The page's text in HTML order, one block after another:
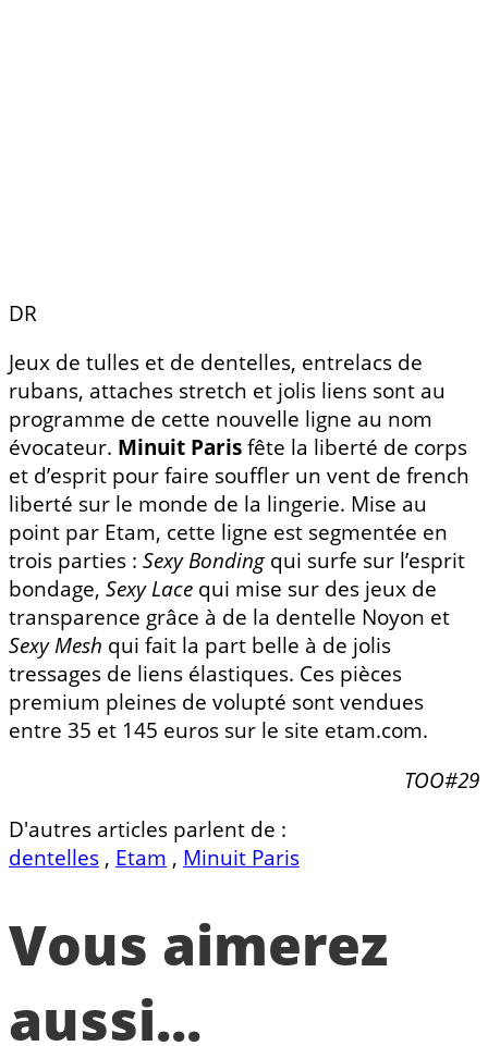
DR
Jeux de tulles et de dentelles, entrelacs de
rubans, attaches stretch et jolis liens sont au
programme de cette nouvelle ligne au nom
évocateur. Minuit Parisfête la liberté de corps
et d’esprit pour faire souffler un vent de french
liberté sur le monde de la lingerie. Mise au
point par Etam, cette ligne est segmentée en
trois parties : Sexy Bonding qui surfe sur l’esprit
bondage, Sexy Lace qui mise sur des jeux de
transparence grâce à de la dentelle Noyon et
Sexy Mesh qui fait la part belle à de jolis
tressages de liens élastiques. Ces pièces
premium pleines de volupté sont vendues
entre 35 et 145 euros sur le site etam.com.
TOO#29
D'autres articles parlent de :
dentelles , Etam , Minuit Paris
Vous aimerez
aussi...